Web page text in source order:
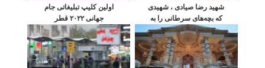
شهید رضا صیادی ، شهیدی
که بچه‌های سرطانی را به
آرزویشان رساند!
اولین کلیپ تبلیغاتی جام
جهانی ۲۰۲۲ قطر